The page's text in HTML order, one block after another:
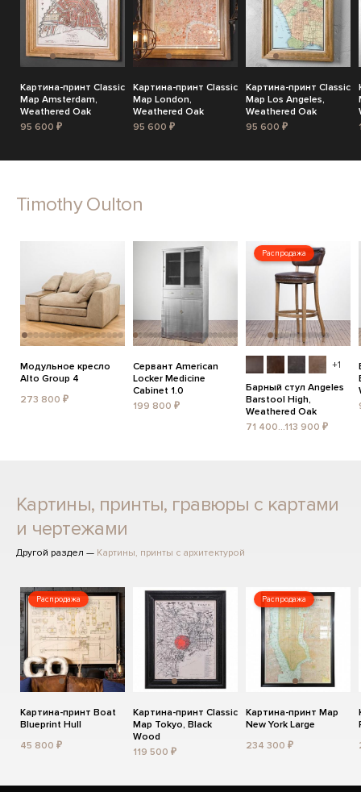
Картина-принт Classic
Map Amsterdam,
Weathered Oak
95 600 ₽
Картина-принт Classic
Map London,
Weathered Oak
95 600 ₽
Картина-принт Classic
Map Los Angeles,
Weathered Oak
95 600 ₽
Timothy Oulton
Модульное кресло
Alto Group 4
273 800 ₽
Сервант American
Locker Medicine
Cabinet 1.0
199 800 ₽
Распродажа
+1
Барный стул Angeles
Barstool High,
Weathered Oak
71 400...113 900 ₽
Картины, принты, гравюры с картами
и чертежами
Другой раздел — Картины, принты с архитектурой
Распродажа
Картина-принт Boat
Blueprint Hull
45 800 ₽
Картина-принт Classic
Map Tokyo, Black
Wood
119 500 ₽
Распродажа
Картина-принт Map
New York Large
234 300 ₽